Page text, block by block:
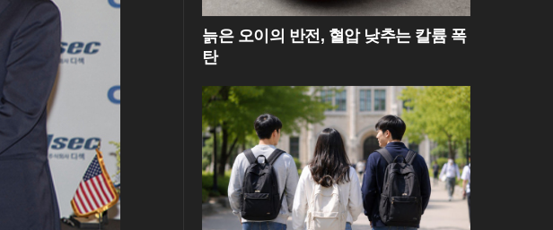
늙은 오이의 반전, 혈압 낮추는 칼륨 폭
탄